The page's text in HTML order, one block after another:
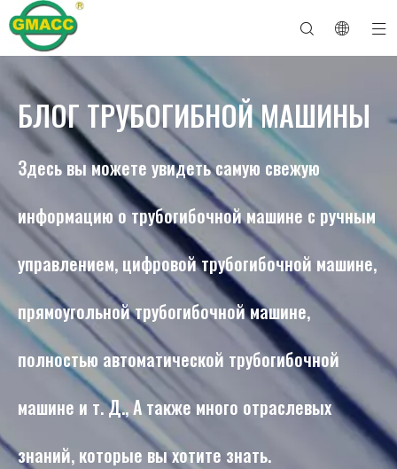
БЛОГ ТРУБОГИБНОЙ МАШИНЫ
Здесь вы можете увидеть самую свежую
информацию о трубогибочной машине с ручным
управлением, цифровой трубогибочной машине,
прямоугольной трубогибочной машине,
полностью автоматической трубогибочной
машине и т. Д., А также много отраслевых
знаний, которые вы хотите знать.